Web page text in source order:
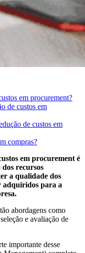
em procurement?
de custos em
de custos em
compras?
em procurement é
recursos
a qualidade dos
adquiridos para a
abordagens como
e avaliação de
importante desse